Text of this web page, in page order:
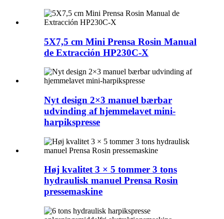
5X7,5 cm Mini Prensa Rosin Manual
de Extracción HP230C-X
Nyt design 2×3 manuel bærbar
udvinding af hjemmelavet mini-
harpikspresse
Høj kvalitet 3 × 5 tommer 3 tons
hydraulisk manuel Prensa Rosin
pressemaskine